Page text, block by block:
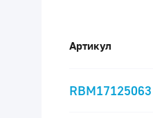
Артикул
RBM17125063